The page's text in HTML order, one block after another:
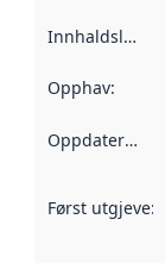
Innhaldsleverandørar
Opphav:
Oppdateringsfrekvens
Først utgjeve: